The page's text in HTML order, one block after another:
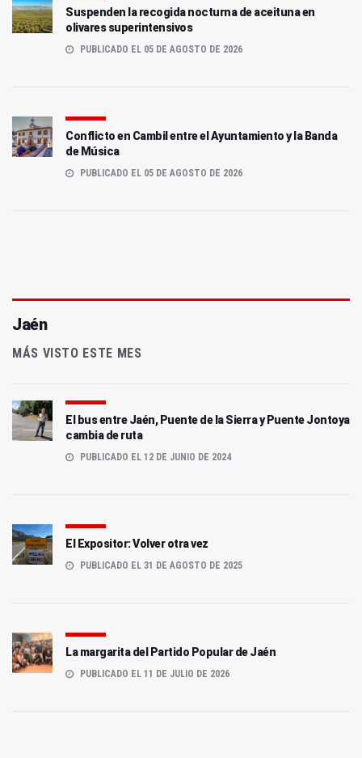
Suspenden la recogida nocturna de aceituna en
olivares superintensivos
PUBLICADO EL 05 DE AGOSTO DE 2026
Conflicto en Cambil entre el Ayuntamiento y la Banda
de Música
PUBLICADO EL 05 DE AGOSTO DE 2026
Jaén
MÁS VISTO ESTE MES
El bus entre Jaén, Puente de la Sierra y Puente Jontoya
cambia de ruta
PUBLICADO EL 12 DE JUNIO DE 2024
El Expositor: Volver otra vez
PUBLICADO EL 31 DE AGOSTO DE 2025
La margarita del Partido Popular de Jaén
PUBLICADO EL 11 DE JULIO DE 2026